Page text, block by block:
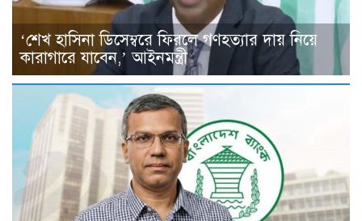
‘শেখ হাসিনা ডিসেম্বরে ফিরলে গণহত্যার দায় নিয়ে
কারাগারে যাবেন,’ আইনমন্ত্রী